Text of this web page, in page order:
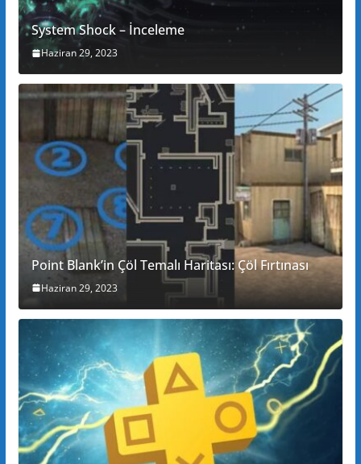
System Shock – İnceleme
Haziran 29, 2023
Point Blank’in Çöl Temalı Haritası: Çöl Fırtınası
Haziran 29, 2023